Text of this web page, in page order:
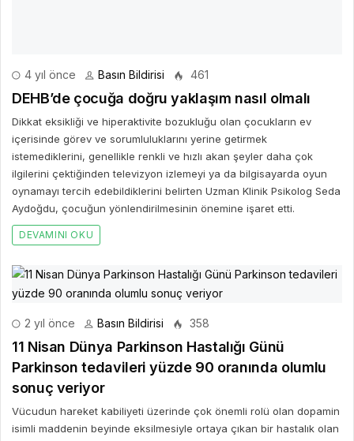
DEVAMINI OKU
2 yıl önce Basın Bildirisi 358
11 Nisan Dünya Parkinson Hastalığı Günü
Parkinson tedavileri yüzde 90 oranında olumlu
sonuç veriyor
Vücudun hareket kabiliyeti üzerinde çok önemli rolü olan dopamin
isimli maddenin beyinde eksilmesiyle ortaya çıkan bir hastalık olan
Parkinson; hasta ve yakınlarının hayatını oldukça zorlaştırıyor.
Basın Bildirisi
Robotik Diz ve Kalça Protezinin Avantajları
ROBOTİK DİZ VE KALÇA PROTEZİNİN AVANTAJLARI Sağlık